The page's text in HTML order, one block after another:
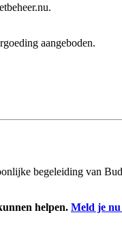
aangeboden.
begeleiding van
helpen. Meld je nu